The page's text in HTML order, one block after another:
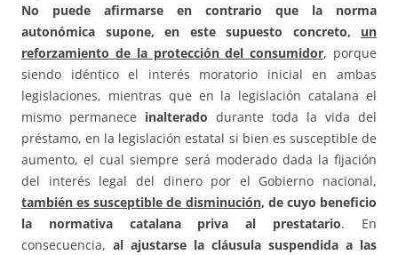
No puede afirmarse en contrario que la norma
autonómica supone, en este supuesto concreto, un
reforzamiento de la protección del consumidor, porque
siendo idéntico el interés moratorio inicial en ambas
legislaciones, mientras que en la legislación catalana el
mismo permanece inalterado durante toda la vida del
préstamo, en la legislación estatal si bien es susceptible de
aumento, el cual siempre será moderado dada la fijación
del interés legal del dinero por el Gobierno nacional,
también es susceptible de disminución, de cuyo beneficio
la normativa catalana priva al prestatario. En
consecuencia, al ajustarse la cláusula suspendida a las